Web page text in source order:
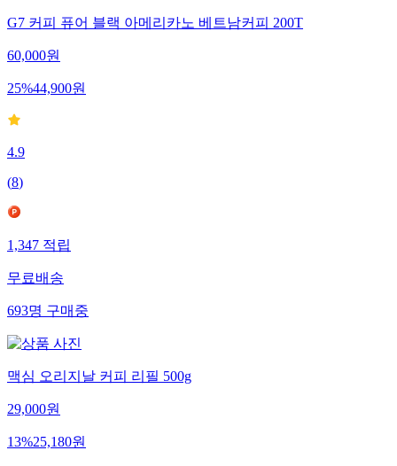
G7 커피 퓨어 블랙 아메리카노 베트남커피 200T
60,000원
25%44,900원
4.9
(8)
1,347 적립
무료배송
693명 구매중
맥심 오리지날 커피 리필 500g
29,000원
13%25,180원